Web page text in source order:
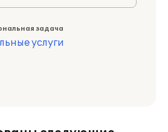
задача
услуги